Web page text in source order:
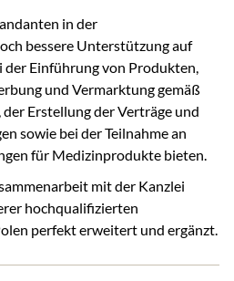
in der
bessere Unterstützung auf
Einführung von Produkten,
und Vermarktung gemäß
Erstellung der Verträge und
sowie bei der Teilnahme an
für Medizinprodukte bieten.
mit der Kanzlei
hochqualifizierten
perfekt erweitert und ergänzt.